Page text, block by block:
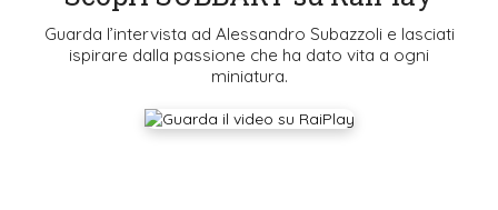
Guarda l’intervista ad Alessandro Subazzoli e lasciati
ispirare dalla passione che ha dato vita a ogni
miniatura.